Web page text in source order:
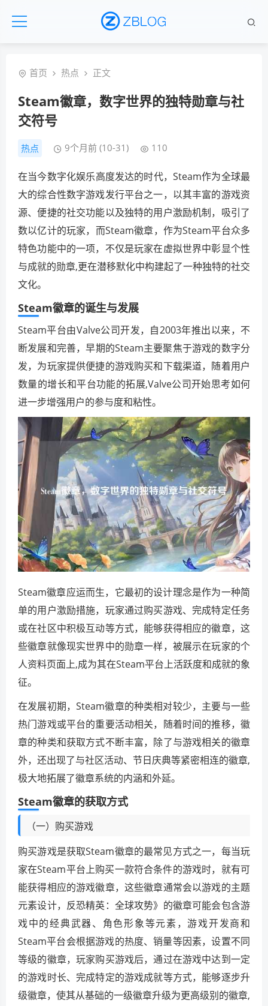
首页 热点 正文
Steam徽章，数字世界的独特勋章与社
交符号
热点 9个月前 (10-31) 110
在当今数字化娱乐高度发达的时代，Steam作为全球最
大的综合性数字游戏发行平台之一，以其丰富的游戏资
源、便捷的社交功能以及独特的用户激励机制，吸引了
数以亿计的玩家，而Steam徽章，作为Steam平台众多
特色功能中的一项，不仅是玩家在虚拟世界中彰显个性
与成就的勋章,更在潜移默化中构建起了一种独特的社交
文化。
Steam徽章的诞生与发展
Steam平台由Valve公司开发，自2003年推出以来，不
断发展和完善，早期的Steam主要聚焦于游戏的数字分
发，为玩家提供便捷的游戏购买和下载渠道，随着用户
数量的增长和平台功能的拓展,Valve公司开始思考如何
进一步增强用户的参与度和粘性。
Steam徽章应运而生，它最初的设计理念是作为一种简
单的用户激励措施，玩家通过购买游戏、完成特定任务
或在社区中积极互动等方式，能够获得相应的徽章，这
些徽章就像现实世界中的勋章一样，被展示在玩家的个
人资料页面上,成为其在Steam平台上活跃度和成就的象
征。
在发展初期，Steam徽章的种类相对较少，主要与一些
热门游戏或平台的重要活动相关，随着时间的推移，徽
章的种类和获取方式不断丰富，除了与游戏相关的徽章
外，还出现了与社区活动、节日庆典等紧密相连的徽章,
极大地拓展了徽章系统的内涵和外延。
Steam徽章的获取方式
（一）购买游戏
购买游戏是获取Steam徽章的最常见方式之一，每当玩
家在Steam平台上购买一款符合条件的游戏时，就有可
能获得相应的游戏徽章，这些徽章通常会以游戏的主题
元素设计，反恐精英：全球攻势》的徽章可能会包含游
戏中的经典武器、角色形象等元素，游戏开发商和
Steam平台会根据游戏的热度、销量等因素，设置不同
等级的徽章，玩家购买游戏后，通过在游戏中达到一定
的游戏时长、完成特定的游戏成就等方式，能够逐步升
级徽章，使其从基础的一级徽章升级为更高级别的徽章,